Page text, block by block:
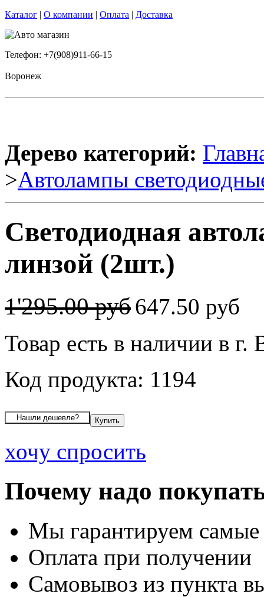
Каталог | О компании | Оплата | Доставка
Телефон: +7(908)911-66-15
Воронеж
Дерево категорий:
>Автолампы
Светодиодная
линзой (2шт.)
1'295.00 руб647.50 руб
Товар есть в наличии в г.
Код продукта: 1194
хочу спросить
Почему надо
Мы гарантируем
Оплата при получении
Самовывоз из пункта